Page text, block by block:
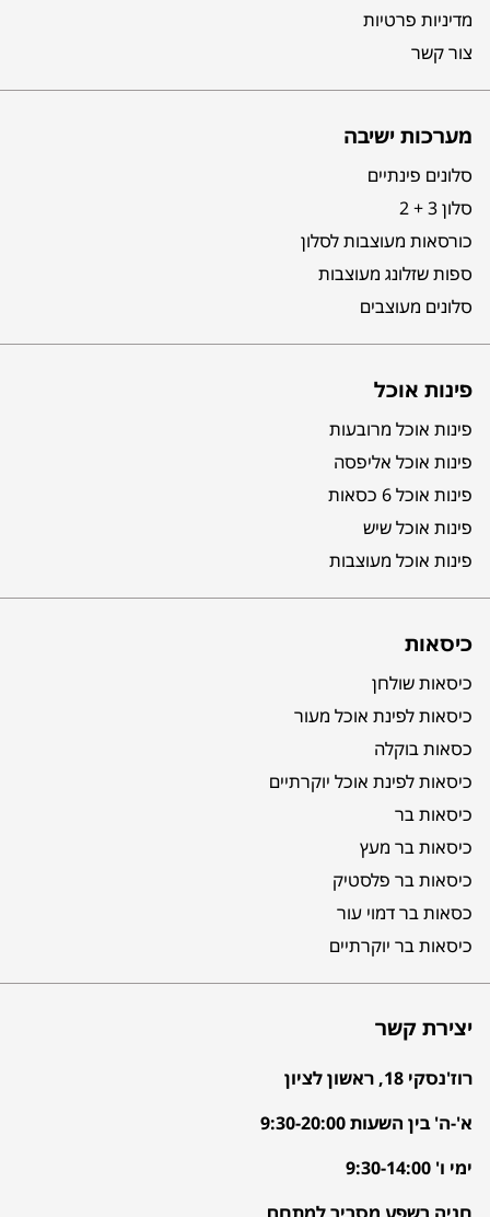
מדיניות פרטיות
צור קשר
מערכות ישיבה
סלונים פינתיים
סלון 3 + 2
כורסאות מעוצבות לסלון
ספות שזלונג מעוצבות
סלונים מעוצבים
פינות אוכל
פינות אוכל מרובעות
פינות אוכל אליפסה
פינות אוכל 6 כסאות
פינות אוכל שיש
פינות אוכל מעוצבות
כיסאות
כיסאות שולחן
כיסאות לפינת אוכל מעור
כסאות בוקלה
כיסאות לפינת אוכל יוקרתיים
כיסאות בר
כיסאות בר מעץ
כיסאות בר פלסטיק
כסאות בר דמוי עור
כיסאות בר יוקרתיים
יצירת קשר
רוז'נסקי 18, ראשון לציון
א'-ה' בין השעות 9:30-20:00
ימי ו' 9:30-14:00